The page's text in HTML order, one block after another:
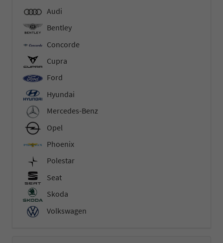
Audi
Bentley
Concorde
Cupra
Ford
Hyundai
Mercedes-Benz
Opel
Phoenix
Polestar
Seat
Skoda
Volkswagen